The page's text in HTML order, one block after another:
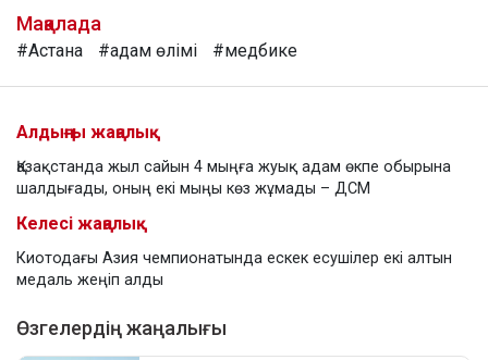
Мақалада
#Астана #адам өлімі #медбике
Алдыңғы жаңалық
Қазақстанда жыл сайын 4 мыңға жуық адам өкпе обырына
шалдығады, оның екі мыңы көз жұмады – ДСМ
Келесі жаңалық
Киотодағы Азия чемпионатында ескек есушілер екі алтын
медаль жеңіп алды